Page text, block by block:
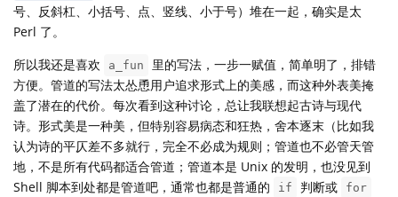
号、反斜杠、小括号、点、竖线、小于号）堆在一起，确实是太
Perl 了。
所以我还是喜欢
a_fun
里的写法，一步一赋值，简单明了，排错
方便。管道的写法太怂恿用户追求形式上的美感，而这种外表美掩
盖了潜在的代价。每次看到这种讨论，总让我联想起古诗与现代
诗。形式美是一种美，但特别容易病态和狂热，舍本逐末（比如我
认为诗的平仄差不多就行，完全不必成为规则；管道也不必管天管
地，不是所有代码都适合管道；管道本是 Unix 的发明，也没见到
Shell 脚本到处都是管道吧，通常也都是普通的
if 判断或 for